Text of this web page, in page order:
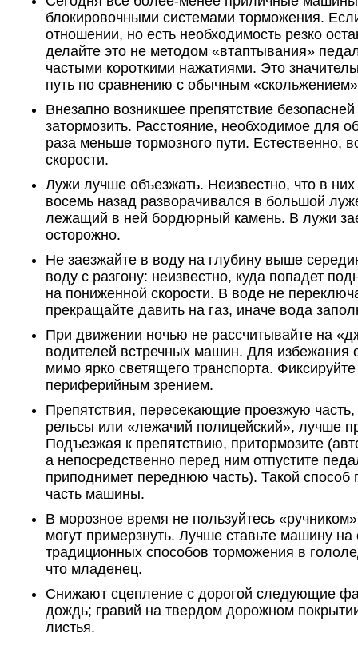
блокировочными системами торможения.
отношении, но есть необходимость резко
делайте это не методом «втаптывания»
частыми короткими нажатиями. Это
путь по сравнению с обычным
Внезапно возникшее препятствие
затормозить. Расстояние, необходимое для
раза меньше тормозного пути. Естественно,
скорости.
Лужи лучше объезжать. Неизвестно, что в
восемь назад разворачивался в большой
лежащий в ней бордюрный камень. В лужи
осторожно.
Не заезжайте в воду на глубину выше
воду с разгону: неизвестно, куда попадет
на пониженной скорости. В воде не
прекращайте давить на газ, иначе вода
При движении ночью не рассчитывайте на
водителей встречных машин. Для избежания
мимо ярко светящего транспорта.
периферийным зрением.
Препятствия, пересекающие проезжую
рельсы или «лежачий полицейский», лучше
Подъезжая к препятствию, притормозите
а непосредственно перед ним отпустите
приподнимет переднюю часть). Такой способ
часть машины.
В морозное время не пользуйтесь
могут примерзнуть. Лучше ставьте машину на
традиционных способов торможения в
что младенец.
Снижают сцепление с дорогой следующие
дождь; гравий на твердом дорожном
листья.